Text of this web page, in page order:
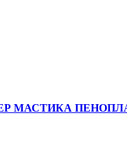
МАСТИКА